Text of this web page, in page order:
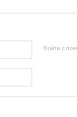
Войти с